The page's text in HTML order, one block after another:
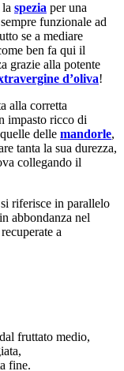
la spezia per una
funzionale ad
se a mediare
ben fa qui il
grazie alla potente
d’oliva!
alla corretta
impasto ricco di
delle mandorle,
tanta la sua durezza,
collegando il
riferisce in parallelo
abbondanza nel
a
fruttato medio,
fine.